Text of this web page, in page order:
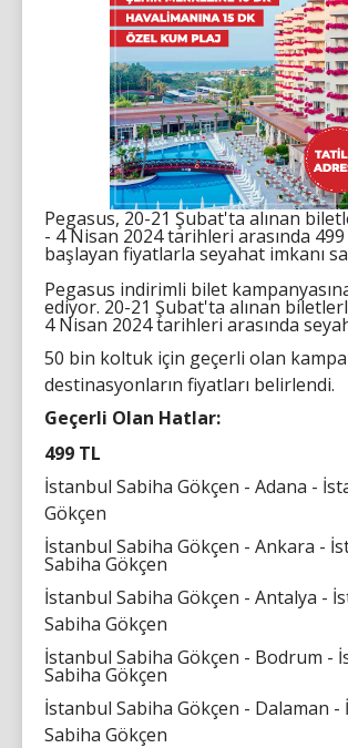
Pegasus, 20-21 Şubat'ta alınan
- 4 Nisan 2024 tarihleri arasında
başlayan fiyatlarla seyahat imkanı
Pegasus indirimli bilet
ediyor. 20-21 Şubat'ta alınan
4 Nisan 2024 tarihleri arasında
50 bin koltuk için geçerli olan
destinasyonların fiyatları belirlendi.
Geçerli Olan Hatlar:
499 TL
İstanbul Sabiha Gökçen - Adana -
Gökçen
İstanbul Sabiha Gökçen - Ankara -
Sabiha Gökçen
İstanbul Sabiha Gökçen - Antalya -
Sabiha Gökçen
İstanbul Sabiha Gökçen - Bodrum -
Sabiha Gökçen
İstanbul Sabiha Gökçen - Dalaman -
Sabiha Gökçen